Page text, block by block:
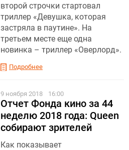
второй строчки стартовал
триллер «Девушка, которая
застряла в паутине». На
третьем месте еще одна
новинка – триллер «Оверлорд».
Подробнее
9 ноября 2018 16:00
Отчет Фонда кино за 44
неделю 2018 года: Queen
собирают зрителей
Как показывает